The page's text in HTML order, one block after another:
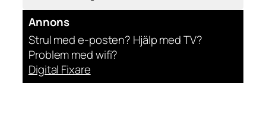
Annons
Strul med e-posten? Hjälp med TV?
Problem med wifi?
Digital Fixare